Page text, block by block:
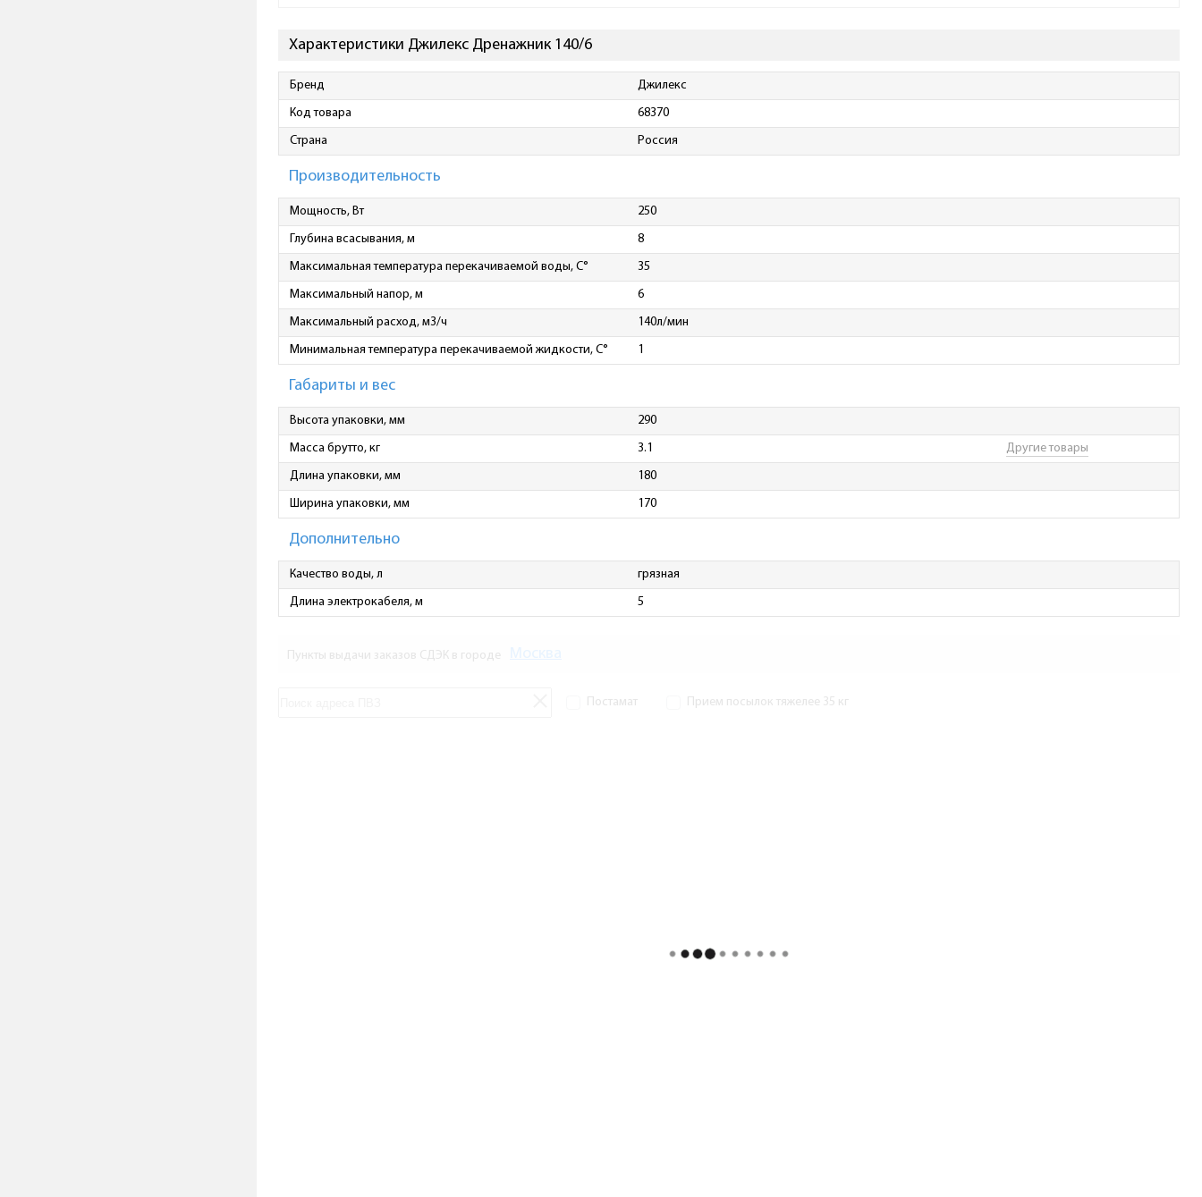
Характеристики Джилекс Дренажник 140/6
Бренд Джилекс
Код товара 68370
Страна Россия
Производительность
Мощность, Вт 250
Глубина всасывания, м 8
Максимальная температура перекачиваемой воды, С° 35
Максимальный напор, м 6
Максимальный расход, м3/ч 140л/мин
Минимальная температура перекачиваемой жидкости, C° 1
Габариты и вес
Высота упаковки, мм 290
Масса брутто, кг 3.1 Другие товары
Длина упаковки, мм 180
Ширина упаковки, мм 170
Дополнительно
Качество воды, л грязная
Длина электрокабеля, м 5
Пункты выдачи заказов СДЭК в городе
Постамат Прием посылок тяжелее 35 кг